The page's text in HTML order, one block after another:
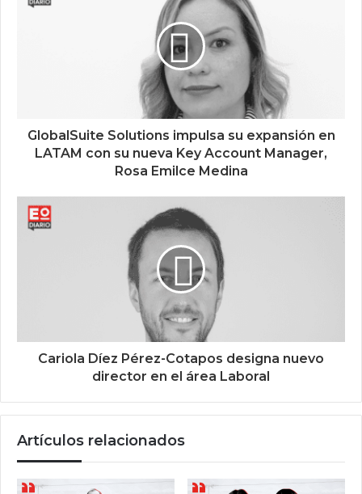
GlobalSuite Solutions impulsa su expansión en
LATAM con su nueva Key Account Manager,
Rosa Emilce Medina
Cariola Díez Pérez-Cotapos designa nuevo
director en el área Laboral
Artículos relacionados